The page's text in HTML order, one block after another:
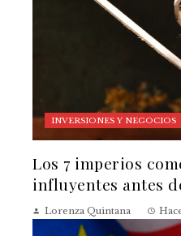
INVERSIONES Y NEGOCIOS
Los 7 imperios
influyentes antes
Lorenza Quintana